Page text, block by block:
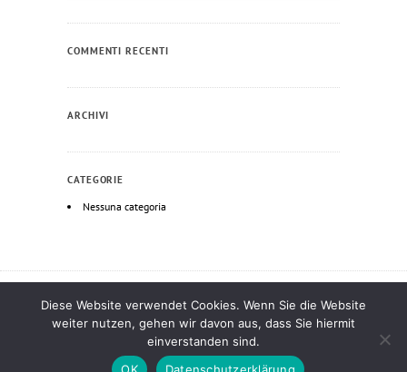
COMMENTI RECENTI
ARCHIVI
CATEGORIE
Nessuna categoria
qui habet aures audiendi audiat —Hornmanufaktur© 2026
Diese Website verwendet Cookies. Wenn Sie die Website
weiter nutzen, gehen wir davon aus, dass Sie hiermit
einverstanden sind.
OK
Datenschutzerklärung